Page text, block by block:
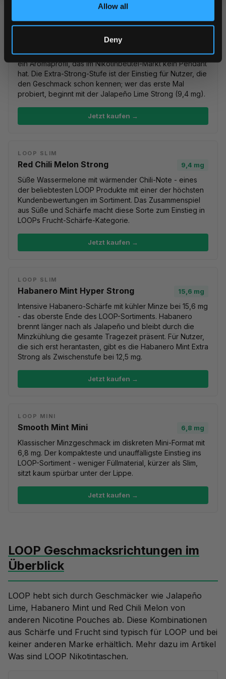
Allow all
Deny
LOOP SLIM
Jalapeño Lime Extra Strong
Scharfe Jalapeño trifft auf frische Limette mit 12,5 mg -
ein Aromaprofil, das im Nikotinbeutel-Markt kein Pendant
hat. Die Extra-Strong-Stufe ist der Einstieg für Nutzer, die
den Geschmack schon kennen; wer das erste Mal
probiert, beginnt mit der Jalapeño Lime Strong (9,4 mg).
Jetzt kaufen →
LOOP SLIM
Red Chili Melon Strong 9,4 mg
Süße Wassermelone mit wärmender Chili-Note - eines
der beliebtesten LOOP Produkte mit einer der höchsten
Kundenbewertungen im Sortiment. Das Zusammenspiel
aus Süße und Schärfe macht diese Sorte zum Einstieg in
LOOPs Frucht-Schärfe-Kategorie.
Jetzt kaufen →
LOOP SLIM
Habanero Mint Hyper Strong 15,6 mg
Intensive Habanero-Schärfe mit kühler Minze bei 15,6 mg
- das oberste Ende des LOOP-Sortiments. Habanero
brennt länger nach als Jalapeño und bleibt durch die
Minzkühlung die gesamte Tragezeit präsent. Für Nutzer,
die sich erst herantasten, gibt es die Habanero Mint Extra
Strong als Zwischenstufe bei 12,5 mg.
Jetzt kaufen →
LOOP MINI
Smooth Mint Mini 6,8 mg
Klassischer Minzgeschmack im diskreten Mini-Format mit
6,8 mg. Der kompakteste und unauffälligste Einstieg ins
LOOP-Sortiment - weniger Füllmaterial, kürzer als Slim,
sitzt kaum spürbar unter der Lippe.
Jetzt kaufen →
LOOP Geschmacksrichtungen im
Überblick
LOOP hebt sich durch Geschmäcker wie Jalapeño
Lime, Habanero Mint und Red Chili Melon von
anderen Nicotine Pouches ab. Diese Kombinationen
aus Schärfe und Frucht sind typisch für LOOP und bei
keiner anderen Marke erhältlich. Mehr dazu im Artikel
Was sind LOOP Nikotintaschen.